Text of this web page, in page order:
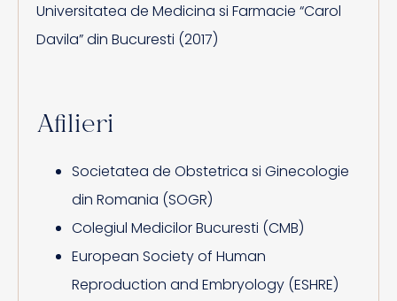
Universitatea de Medicina si Farmacie “Carol
Davila” din Bucuresti (2017)
Afilieri
Societatea de Obstetrica si Ginecologie
din Romania (SOGR)
Colegiul Medicilor Bucuresti (CMB)
European Society of Human
Reproduction and Embryology (ESHRE)